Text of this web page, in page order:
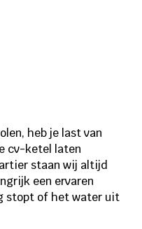
heb je last van
cv-ketel laten
staan wij altijd
een ervaren
stopt of het water uit